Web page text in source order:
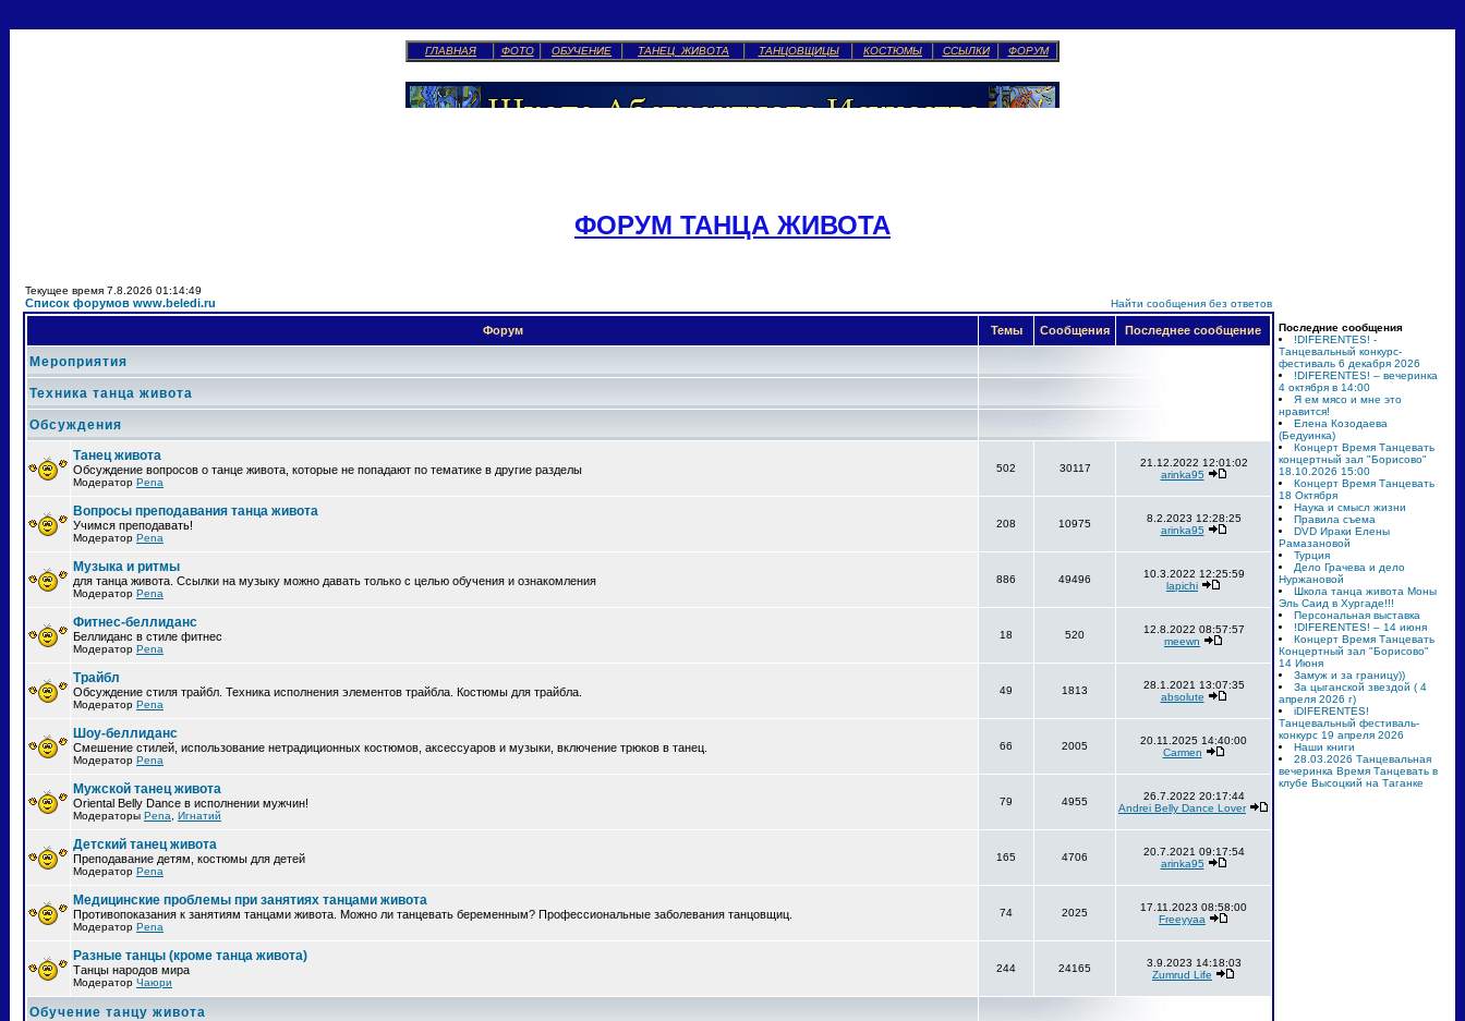
ГЛАВНАЯ ФОТО ОБУЧЕНИЕ ТАНЕЦ ЖИВОТА ТАНЦОВЩИЦЫ КОСТЮМЫ ССЫЛКИ ФОРУМ
ФОРУМ ТАНЦА ЖИВОТА
Текущее время 7.8.2026 01:14:49
Список форумов www.beledi.ru Найти сообщения без ответов
Форум Темы Сообщения Последнее сообщение
Мероприятия
Техника танца живота
Обсуждения
Танец живота
Обсуждение вопросов о танце живота, которые не попадают по тематике в другие разделы
Модератор Pena
502 30117
21.12.2022 12:01:02
arinka95
Вопросы преподавания танца живота
Учимся преподавать!
Модератор Pena
208 10975
8.2.2023 12:28:25
arinka95
Музыка и ритмы
для танца живота. Ссылки на музыку можно давать только с целью обучения и ознакомления
Модератор Pena
886 49496
10.3.2022 12:25:59
lapichi
Фитнес-беллиданс
Беллиданс в стиле фитнес
Модератор Pena
18 520
12.8.2022 08:57:57
meewn
Трайбл
Обсуждение стиля трайбл. Техника исполнения элементов трайбла. Костюмы для трайбла.
Модератор Pena
49 1813
28.1.2021 13:07:35
absolute
Шоу-беллиданс
Смешение стилей, использование нетрадиционных костюмов, аксессуаров и музыки, включение трюков в танец.
Модератор Pena
66 2005
20.11.2025 14:40:00
Carmen
Мужской танец живота
Oriental Belly Dance в исполнении мужчин!
Модераторы Pena Игнатий
79 4955
26.7.2022 20:17:44
Andrei Belly Dance Lover
Детский танец живота
Преподавание детям, костюмы для детей
Модератор Pena
165 4706
20.7.2021 09:17:54
arinka95
Медицинские проблемы при занятиях танцами живота
Противопоказания к занятиям танцами живота. Можно ли танцевать беременным? Профессиональные заболевания танцовщиц.
Модератор Pena
74 2025
17.11.2023 08:58:00
Freeyyaa
Разные танцы (кроме танца живота)
Танцы народов мира
Модератор Чаюри
244 24165
3.9.2023 14:18:03
Zumrud Life
Обучение танцу живота
Последние сообщения
!DIFERENTES! -
Танцевальный конкурс-
фестиваль 6 декабря 2026
!DIFERENTES! – вечеринка
4 октября в 14:00
Я ем мясо и мне это
нравится!
Елена Козодаева
(Бедуинка)
Концерт Время Танцевать
концертный зал "Борисово"
18.10.2026 15:00
Концерт Время Танцевать
18 Октября
Наука и смысл жизни
Правила съема
DVD Ираки Елены
Рамазановой
Турция
Дело Грачева и дело
Нуржановой
Школа танца живота Моны
Эль Саид в Хургаде!!!
Персональная выставка
!DIFERENTES! – 14 июня
Концерт Время Танцевать
Концертный зал "Борисово"
14 Июня
Замуж и за границу))
За цыганской звездой ( 4
апреля 2026 г)
iDIFERENTES!
Танцевальный фестиваль-
конкурс 19 апреля 2026
Наши книги
28.03.2026 Танцевальная
вечеринка Время Танцевать в
клубе Высоцкий на Таганке